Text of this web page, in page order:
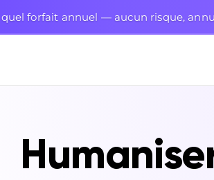
quel forfait annuel — aucun risque,